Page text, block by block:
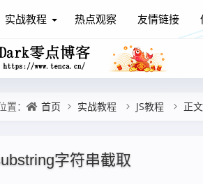
实战教程 热点观察 友情链接
置： 首页 实战教程 JS教程 正文
字符串截取